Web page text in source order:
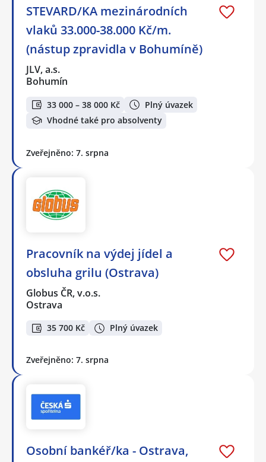
STEVARD/KA mezinárodních
vlaků 33.000-38.000 Kč/m.
(nástup zpravidla v Bohumíně)
JLV, a.s.
Bohumín
33 000 – 38 000 Kč
Plný úvazek
Vhodné také pro absolventy
Zveřejněno: 7. srpna
Pracovník na výdej jídel a
obsluha grilu (Ostrava)
Globus ČR, v.o.s.
Ostrava
35 700 Kč Plný úvazek
Zveřejněno: 7. srpna
Osobní bankéř/ka - Ostrava,